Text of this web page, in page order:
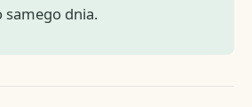
samego dnia.